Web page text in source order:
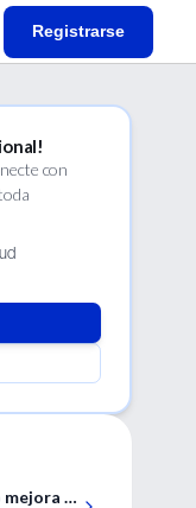
Registrarse
con
mejora la